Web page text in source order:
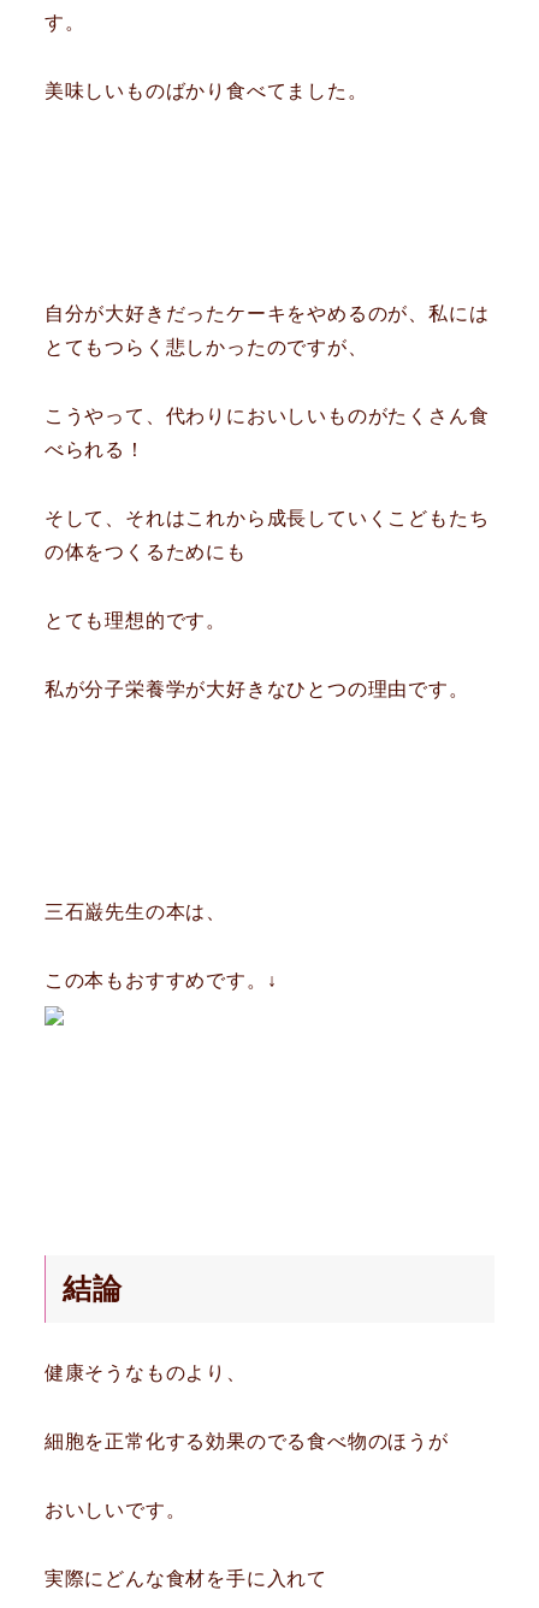
す。
美味しいものばかり食べてました。
自分が大好きだったケーキをやめるのが、私には
とてもつらく悲しかったのですが、
こうやって、代わりにおいしいものがたくさん食
べられる！
そして、それはこれから成長していくこどもたち
の体をつくるためにも
とても理想的です。
私が分子栄養学が大好きなひとつの理由です。
三石巌先生の本は、
この本もおすすめです。↓
結論
健康そうなものより、
細胞を正常化する効果のでる食べ物のほうが
おいしいです。
実際にどんな食材を手に入れて